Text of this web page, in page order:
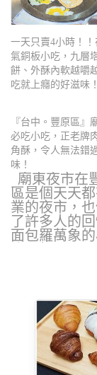
一天只賣4小時！！
氣銅板小吃，九層
餅、外酥內軟越嚼
吃就上癮的好滋味
『台中。豐原區』
必吃小吃，正老牌
角酥，令人無法錯
味！
廟東夜市在
區是個天天
業的夜市，
了許多人的
面包羅萬象